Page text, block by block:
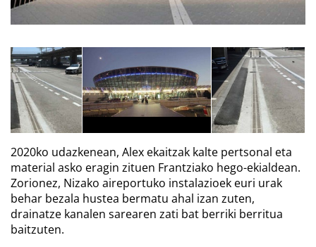
2020ko udazkenean, Alex ekaitzak kalte pertsonal eta
material asko eragin zituen Frantziako hego-ekialdean.
Zorionez, Nizako aireportuko instalazioek euri urak
behar bezala hustea bermatu ahal izan zuten,
drainatze kanalen sarearen zati bat berriki berritua
baitzuten.